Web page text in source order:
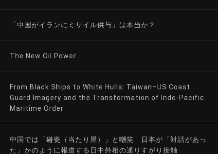
「中国がイランにミサイル供与」は本当か？
The New Oil Power
From Black Ships to White Hulls: Taiwan–US Coast
Guard Imagery and the Transformation of Indo-Pacific
Maritime Order
中国では「碰瓷（当たり屋）」と嘲笑 日本が「対話があっ
た」かのように報道する日中外相の通りすがり接触